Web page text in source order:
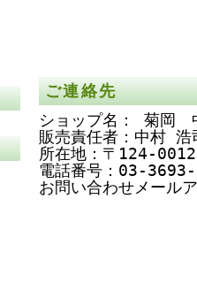
ご連絡先
ショップ名： 菊岡
販売責任者：中村 浩
所在地：〒124-
電話番号：03-
お問い合わせメール